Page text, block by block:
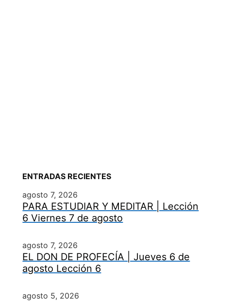
ENTRADAS RECIENTES
agosto 7, 2026
PARA ESTUDIAR Y MEDITAR | Lección
6 Viernes 7 de agosto
agosto 7, 2026
EL DON DE PROFECÍA | Jueves 6 de
agosto Lección 6
agosto 5, 2026